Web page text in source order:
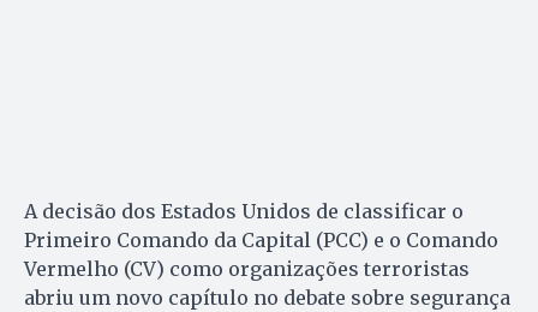
A decisão dos Estados Unidos de classificar o
Primeiro Comando da Capital (PCC) e o Comando
Vermelho (CV) como organizações terroristas
abriu um novo capítulo no debate sobre segurança